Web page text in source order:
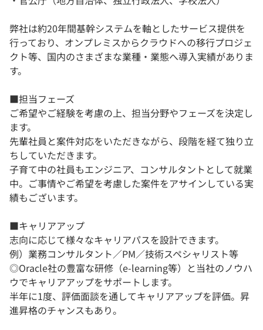
弊社は約20年間基幹システムを軸としたサービス提供を
行っており、オンプレミスからクラウドへの移行プロジェ
クト等、国内のさまざまな業種・業態へ導入実績がありま
す。
■担当フェーズ
ご希望やご経験を考慮の上、担当分野やフェーズを決定し
ます。
先輩社員と案件対応をいただきながら、段階を経て独り立
ちしていただきます。
子育て中の社員もエンジニア、コンサルタントとして就業
中。ご事情やご希望を考慮した案件をアサインしている実
績もございます。
■キャリアアップ
志向に応じて様々なキャリアパスを設計できます。
例）業務コンサルタント／PM／技術スペシャリスト等
◎Oracle社の豊富な研修（e-learning等）と当社のノウハ
ウでキャリアアップをサポートします。
半年に1度、評価面談を通してキャリアアップを評価。昇
進昇格のチャンスもあり。